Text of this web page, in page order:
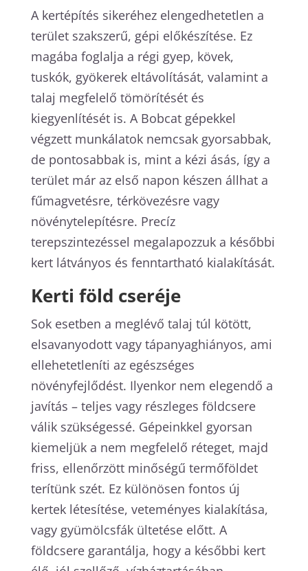
A kertépítés sikeréhez elengedhetetlen a
terület szakszerű, gépi előkészítése. Ez
magába foglalja a régi gyep, kövek,
tuskók, gyökerek eltávolítását, valamint a
talaj megfelelő tömörítését és
kiegyenlítését is. A Bobcat gépekkel
végzett munkálatok nemcsak gyorsabbak,
de pontosabbak is, mint a kézi ásás, így a
terület már az első napon készen állhat a
fűmagvetésre, térkövezésre vagy
növénytelepítésre. Precíz
terepszintezéssel megalapozzuk a későbbi
kert látványos és fenntartható kialakítását.
Kerti föld cseréje
Sok esetben a meglévő talaj túl kötött,
elsavanyodott vagy tápanyaghiányos, ami
ellehetetleníti az egészséges
növényfejlődést. Ilyenkor nem elegendő a
javítás – teljes vagy részleges földcsere
válik szükségessé. Gépeinkkel gyorsan
kiemeljük a nem megfelelő réteget, majd
friss, ellenőrzött minőségű termőföldet
terítünk szét. Ez különösen fontos új
kertek létesítése, veteményes kialakítása,
vagy gyümölcsfák ültetése előtt. A
földcsere garantálja, hogy a későbbi kert